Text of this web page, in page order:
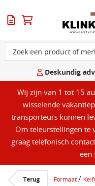
Deskundig
Wij zijn van 1 tot 15
wisselende
transporteurs kunnen
Om teleurstellingen te
graag telefonisch
een
Terug Formaat/